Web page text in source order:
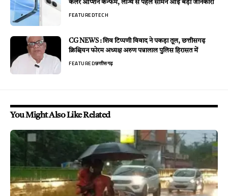
कलर ऑप्शन कन्फर्म, लॉन्च से पहले सामने आई बड़ी जानकारी
FEATUREDTECH
CG NEWS : शिव टिप्पणी विवाद ने पकड़ा तूल, छत्तीसगढ़
क्रिश्चियन फोरम अध्यक्ष अरुण पन्नालाल पुलिस हिरासत में
FEATUREDछत्तीसगढ़
You Might Also Like Related